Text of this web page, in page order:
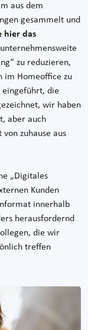
aus dem
gesammelt und
hier das
zu reduzieren,
im Homeoffice zu
eingeführt, die
wir haben
aber auch
zuhause aus
„Digitales
Kunden
innerhalb
herausfordernd
die wir
treffen